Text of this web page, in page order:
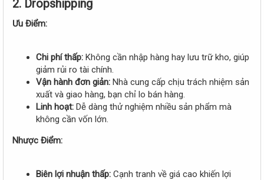
2. Dropshipping
Ưu Điểm:
Chi phí thấp: Không cần nhập hàng hay lưu trữ kho, giúp
giảm rủi ro tài chính.
Vận hành đơn giản: Nhà cung cấp chịu trách nhiệm sản
xuất và giao hàng, bạn chỉ lo bán hàng.
Linh hoạt: Dễ dàng thử nghiệm nhiều sản phẩm mà
không cần vốn lớn.
Nhược Điểm:
Biên lợi nhuận thấp: Cạnh tranh về giá cao khiến lợi